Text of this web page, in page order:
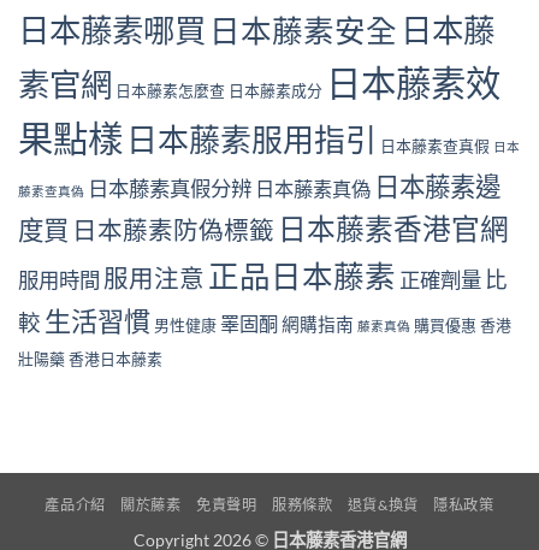
日本藤素哪買 日本藤素安全 日本藤
素官網 日本藤素怎麼查 日本藤素成分 日本藤素效
果點樣 日本藤素服用指引 日本藤素查真假 日本
藤素查真偽 日本藤素真假分辨 日本藤素真偽 日本藤素邊
度買 日本藤素防偽標籤 日本藤素香港官網
服用時間 服用注意 正品日本藤素 正確劑量 比
較 生活習慣 男性健康睪固酮網購指南 藤素真偽 購買優惠 香港
壯陽藥香港日本藤素
產品介紹 關於藤素 免責聲明 服務條款 退貨&換貨 隱私政策
Copyright 2026 © 日本藤素香港官網